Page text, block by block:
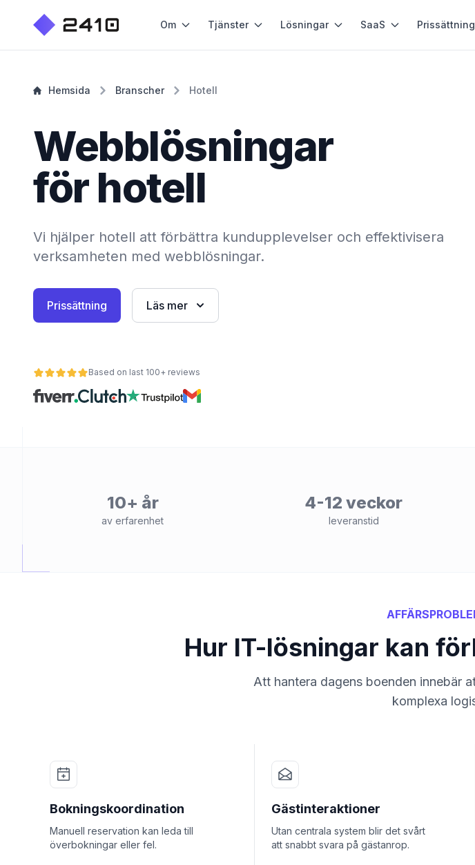
Om Tjänster Lösningar SaaS Prissättning
Hemsida Branscher Hotell
Webblösningar
för hotell
Vi hjälper hotell att förbättra kundupplevelser och effektivisera
verksamheten med webblösningar.
Prissättning Läs mer
Based on last 100+ reviews
10+ år
av erfarenhet
4-12 veckor
leveranstid
Hur IT-lösningar kan
Att hantera dagens boenden innebär
komplexa
Bokningskoordination
Manuell reservation kan leda till
överbokningar eller fel.
Gästinteraktioner
Utan centrala system blir det svårt
att snabbt svara på gästanrop.